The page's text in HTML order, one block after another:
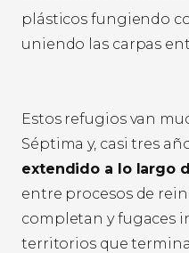
plásticos fungiendo
uniendo las carpas
Estos refugios van
Séptima y, casi tres
extendido a lo largo
entre procesos de
completan y fugaces
territorios que